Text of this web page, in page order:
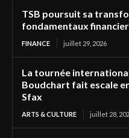
TSB poursuit sa
fondamentaux
FINANCE juillet 29, 2026
La tournée
Boudchart fait escale
Sfax
ARTS & CULTURE juillet 28,